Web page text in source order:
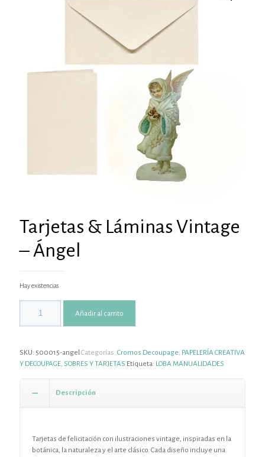
Tarjetas & Láminas Vintage
– Ángel
Hay existencias
Añadir al carrito
SKU: 500015-angel Categorías: Cromos Decoupage, PAPELERÍA CREATIVA
Y DECOUPAGE, SOBRES Y TARJETAS Etiqueta: LOBA MANUALIDADES
Descripción
Tarjetas de felicitación con ilustraciones vintage, inspiradas en la
botánica, la naturaleza y el arte clásico. Cada diseño incluye una